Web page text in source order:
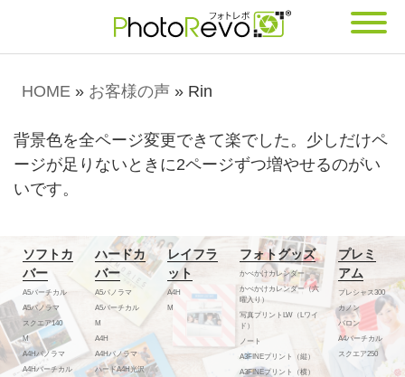
HOME » お客様の声 » Rin
背景色を全ページ変更できて楽でした。少しだけペ
ージが足りないときに2ページずつ増やせるのがい
いです。
ソフトカ
バー
A5バーチカル
A5パノラマ
スクエア140
M
A4Hパノラマ
A4Hバーチカル
ハードカ
バー
A5パノラマ
A5バーチカル
M
A4H
A4Hパノラマ
ハードA4H光沢
レイフラ
ット
A4H
M
フォトグッズ
かべかけカレンダー
かべかけカレンダー（六
曜入り）
写真プリントLW（Lワイ
ド）
ノート
A3FINEプリント（縦）
A3FINEプリント（横）
プレミ
アム
プレシャス300
カノン
バロン
A4バーチカル
スクエア250